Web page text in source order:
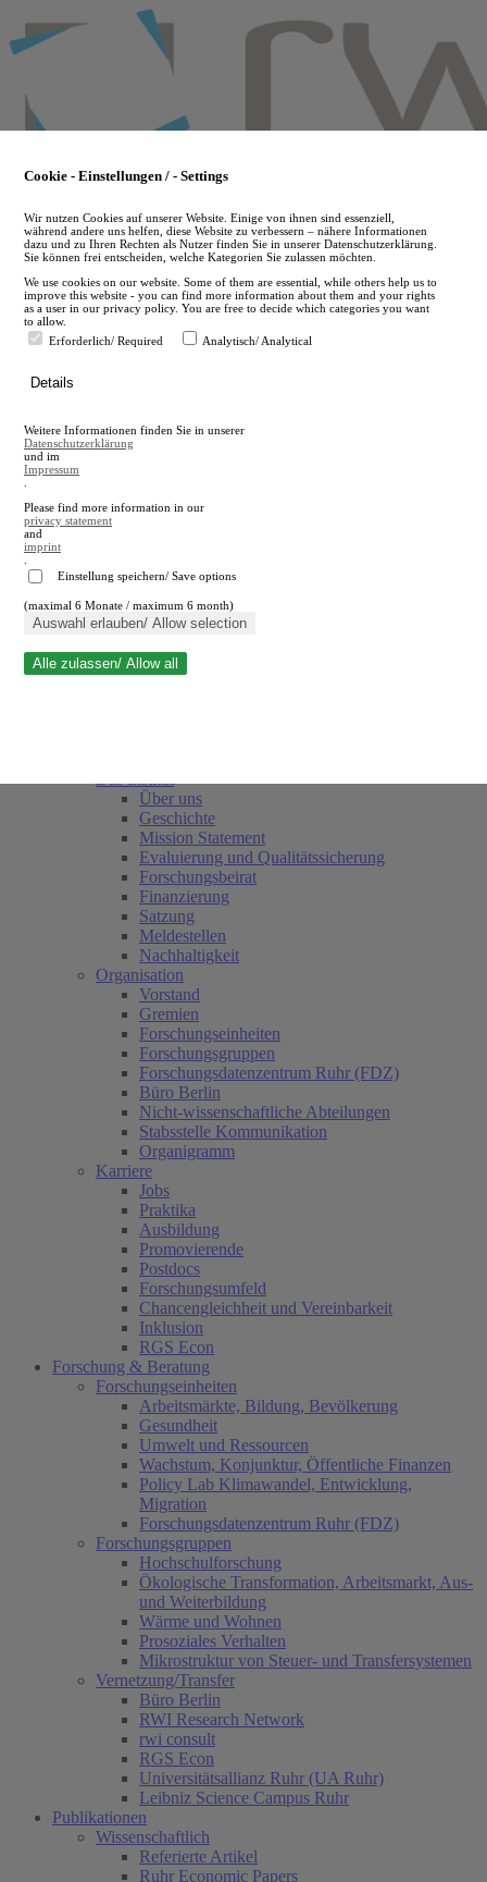
to
main
en
A
A
Suche schließen
Über uns
Geschichte
Mission Statement
Evaluierung und Qualitätssicherung
Forschungsbeirat
Finanzierung
Satzung
Meldestellen
Nachhaltigkeit
Organisation
Vorstand
Gremien
Forschungseinheiten
Forschungsgruppen
Forschungsdatenzentrum Ruhr (FDZ)
Büro Berlin
Nicht-wissenschaftliche Abteilungen
Stabsstelle Kommunikation
Organigramm
Karriere
Jobs
Praktika
Ausbildung
Promovierende
Postdocs
Forschungsumfeld
Chancengleichheit und Vereinbarkeit
Inklusion
RGS Econ
Forschung & Beratung
Forschungseinheiten
Arbeitsmärkte, Bildung, Bevölkerung
Gesundheit
Umwelt und Ressourcen
Wachstum, Konjunktur, Öffentliche Finanzen
Policy Lab Klimawandel, Entwicklung,
Migration
Forschungsdatenzentrum Ruhr (FDZ)
Forschungsgruppen
Hochschulforschung
Ökologische Transformation, Arbeitsmarkt, Aus-
und Weiterbildung
Wärme und Wohnen
Prosoziales Verhalten
Mikrostruktur von Steuer- und Transfersystemen
Vernetzung/Transfer
Büro Berlin
RWI Research Network
rwi consult
RGS Econ
Universitätsallianz Ruhr (UA Ruhr)
Leibniz Science Campus Ruhr
Publikationen
Wissenschaftlich
Referierte Artikel
Ruhr Economic Papers
Cookie - Einstellungen / - Settings
Wir nutzen Cookies auf unserer Website. Einige von ihnen sind essenziell,
während andere uns helfen, diese Website zu verbessern – nähere Informationen
dazu und zu Ihren Rechten als Nutzer finden Sie in unserer Datenschutzerklärung.
Sie können frei entscheiden, welche Kategorien Sie zulassen möchten.
We use cookies on our website. Some of them are essential, while others help us to
improve this website - you can find more information about them and your rights
as a user in our privacy policy. You are free to decide which categories you want
to allow.
Erforderlich/ Required
Analytisch/ Analytical
Details
Weitere Informationen finden Sie in unserer
Datenschutzerklärung
und im
Impressum
Please find more information in our
privacy statement
and
imprint
Einstellung speichern/ Save options
(maximal 6 Monate / maximum 6 month)
Auswahl erlauben/ Allow selection
Alle zulassen/ Allow all